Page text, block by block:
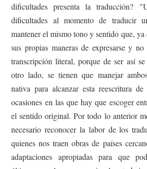
dificultades presenta la traducción?
dificultades al momento de traducir
mantener el mismo tono y sentido que,
sus propias maneras de expresarse y
transcripción literal, porque de ser así
otro lado, se tienen que manejar
nativa para alcanzar esta reescritura
ocasiones en las que hay que escoger
el sentido original. Por todo lo anterior
necesario reconocer la labor de los
quienes nos traen obras de países
adaptaciones apropiadas para que